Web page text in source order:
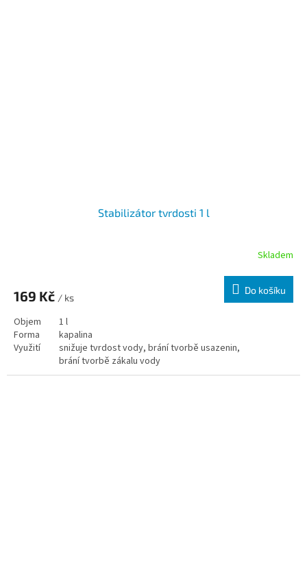
Stabilizátor tvrdosti 1 l
Skladem
169 Kč / ks
Do košíku
Objem
1 l
Forma
kapalina
Využití
snižuje tvrdost vody, brání tvorbě usazenin,
brání tvorbě zákalu vody
Varianty
1l,3l,5l